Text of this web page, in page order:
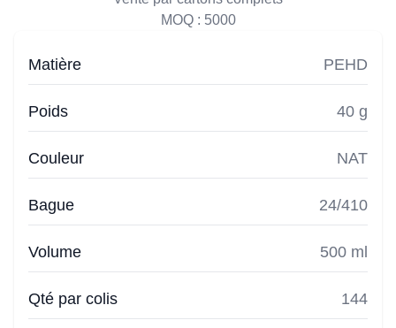
MOQ : 5000
Matière PEHD
Poids 40 g
Couleur NAT
Bague 24/410
Volume 500 ml
Qté par colis 144